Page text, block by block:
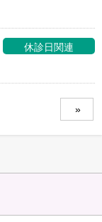
休診日関連
»